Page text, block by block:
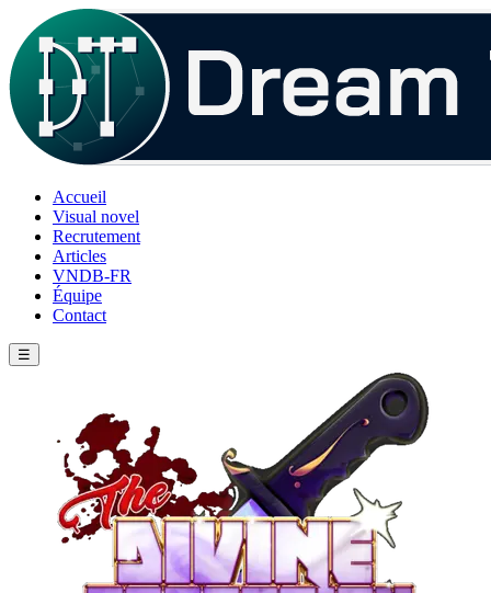
Accueil
Visual novel
Recrutement
Articles
VNDB-FR
Équipe
Contact
☰